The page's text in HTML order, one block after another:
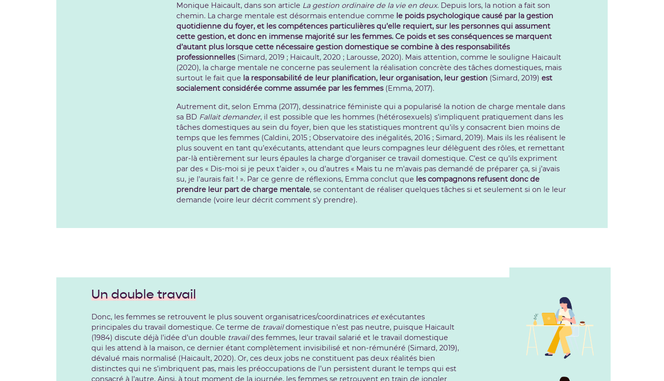
Monique Haicault, dans son article La gestion ordinaire de la vie en deux. Depuis lors, la notion a fait son
chemin. La charge mentale est désormais entendue comme le poids psychologique causé par la gestion
quotidienne du foyer, et les compétences particulières qu’elle requiert, sur les personnes qui assument
cette gestion, et donc en immense majorité sur les femmes. Ce poids et ses conséquences se marquent
d’autant plus lorsque cette nécessaire gestion domestique se combine à des responsabilités
professionnelles(Simard, 2019 ; Haicault, 2020 ; Larousse, 2020). Mais attention, comme le souligne Haicault
(2020), la charge mentale ne concerne pas seulement la réalisation concrète des tâches domestiques, mais
surtout le fait que la responsabilité de leur planification, leur organisation, leur gestion (Simard, 2019)est
socialement considérée comme assumée par les femmes(Emma, 2017).
Autrement dit, selon Emma (2017), dessinatrice féministe qui a popularisé la notion de charge mentale dans
sa BD Fallait demander, il est possible que les hommes (hétérosexuels) s’impliquent pratiquement dans les
tâches domestiques au sein du foyer, bien que les statistiques montrent qu’ils y consacrent bien moins de
temps que les femmes (Caldini, 2015 ; Observatoire des inégalités, 2016 ; Simard, 2019). Mais ils les réalisent le
plus souvent en tant qu’exécutants, attendant que leurs compagnes leur délèguent des rôles, et remettant
par-là entièrement sur leurs épaules la charge d’organiser ce travail domestique. C’est ce qu’ils expriment
par des « Dis-moi si je peux t’aider », ou d’autres « Mais tu ne m’avais pas demandé de préparer ça, si j’avais
su, je l’aurais fait ! ». Par ce genre de réflexions, Emma conclut que les compagnons refusent donc de
prendre leur part de charge mentale, se contentant de réaliser quelques tâches si et seulement si on le leur
demande (voire leur décrit comment s’y prendre).
Un double travail
Donc, les femmes se retrouvent le plus souvent organisatrices/coordinatrices etexécutantes
principales du travail domestique. Ce terme de travaildomestique n’est pas neutre, puisque Haicault
(1984) discute déjà l’idée d’un double travaildes femmes, leur travail salarié et le travail domestique
qui les attend à la maison, ce dernier étant complètement invisibilisé et non-rémunéré (Simard, 2019),
dévalué mais normalisé (Haicault, 2020). Or, ces deux jobs ne constituent pas deux réalités bien
distinctes qui ne s’imbriquent pas, mais les préoccupations de l’un persistent durant le temps qui est
consacré à l’autre. Ainsi, à tout moment de la journée, les femmes se retrouvent en train de jongler